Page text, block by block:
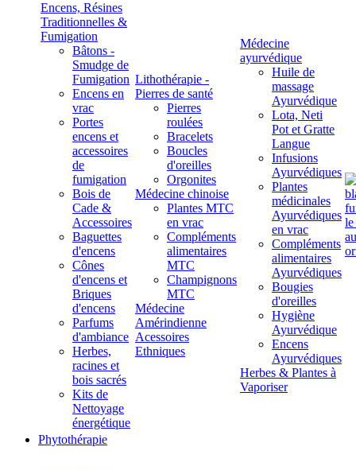
Encens, Résines
Traditionnelles &
Fumigation
Bâtons -
Smudge de
Fumigation
Encens en
vrac
Portes
encens et
accessoires
de
fumigation
Bois de
Cade &
Accessoires
Baguettes
d'encens
Cônes
d'encens et
Briques
d'encens
Parfums
d'ambiance
Herbes,
racines et
bois sacrés
Kits de
Nettoyage
énergétique
Lithothérapie -
Pierres de santé
Pierres
roulées
Bracelets
Boucles
d'oreilles
Orgonites
Médecine chinoise
Plantes MTC
en vrac
Compléments
alimentaires
MTC
Champignons
MTC
Médecine
Amérindienne
Acessoires
Ethniques
Médecine
ayurvédique
Huile de
massage
Ayurvédique
Lota, Neti
Pot et Gratte
Langue
Infusions
Ayurvédiques
Plantes
médicinales
Ayurvédiques
en vrac
Compléments
alimentaires
Ayurvédiques
Bougies
d'oreilles
Hygiène
Ayurvédique
Encens
Ayurvédiques
Herbes & Plantes à
Vaporiser
Phytothérapie